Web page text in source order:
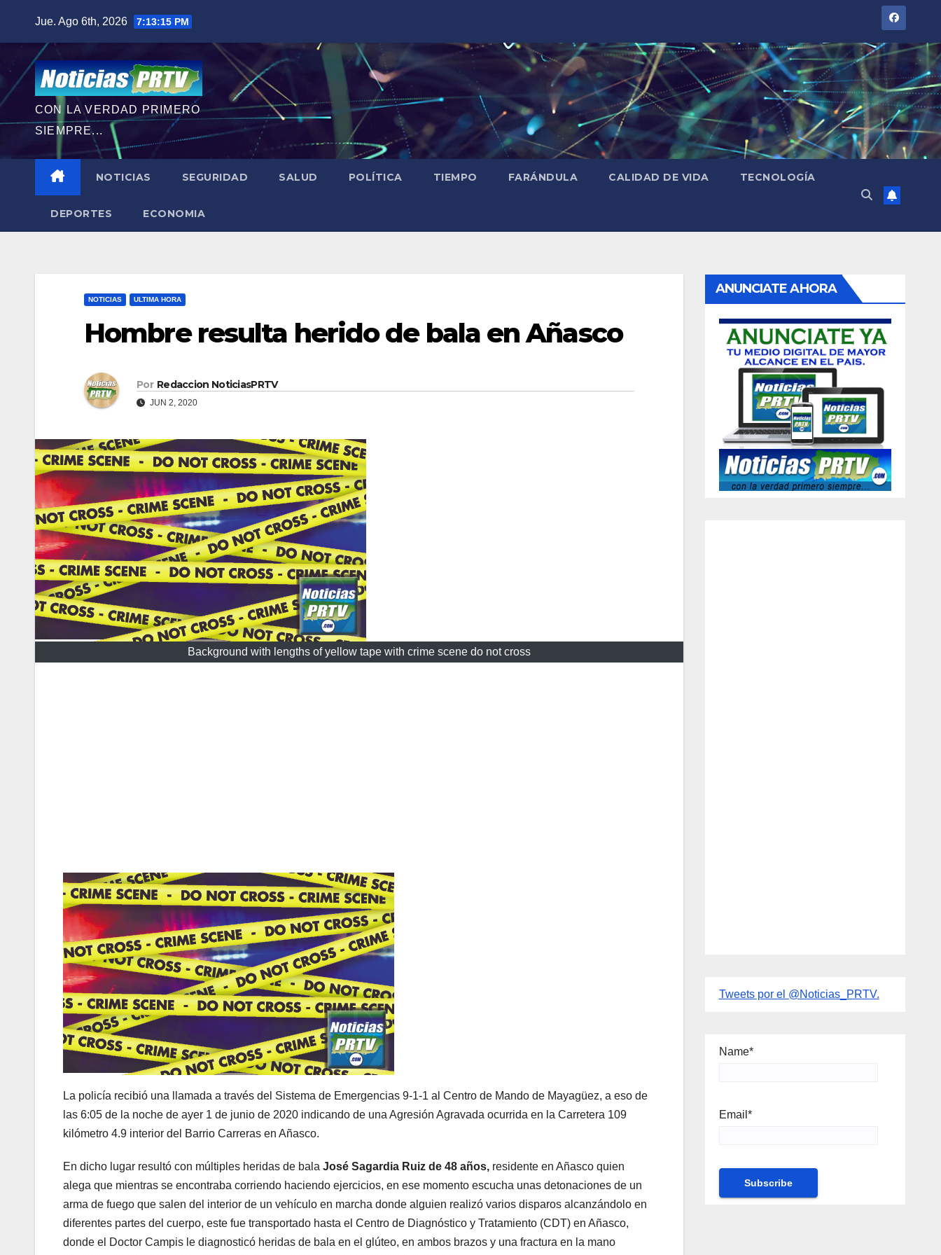
contenido
Jue. Ago 6th, 2026 7:13:17 PM
CON LA VERDAD PRIMERO
SIEMPRE...
NOTICIAS SEGURIDAD SALUD POLÍTICA TIEMPO FARÁNDULA CALIDAD DE VIDA TECNOLOGÍA
DEPORTES ECONOMIA
NOTICIAS ULTIMA HORA
Hombre resulta herido de bala en Añasco
Por Redaccion NoticiasPRTV
JUN 2, 2020
Background with lengths of yellow tape with crime scene do not cross
La policía recibió una llamada a través del Sistema de Emergencias 9-1-1 al Centro de Mando de Mayagüez, a eso de
las 6:05 de la noche de ayer 1 de junio de 2020 indicando de una Agresión Agravada ocurrida en la Carretera 109
kilómetro 4.9 interior del Barrio Carreras en Añasco.
En dicho lugar resultó con múltiples heridas de bala José Sagardia Ruiz de 48 años, residente en Añasco quien
alega que mientras se encontraba corriendo haciendo ejercicios, en ese momento escucha unas detonaciones de un
arma de fuego que salen del interior de un vehículo en marcha donde alguien realizó varios disparos alcanzándolo en
diferentes partes del cuerpo, este fue transportado hasta el Centro de Diagnóstico y Tratamiento (CDT) en Añasco,
donde el Doctor Campis le diagnosticó heridas de bala en el glúteo, en ambos brazos y una fractura en la mano
ANUNCIATE AHORA
Tweets por el @Noticias_PRTV.
Name*
Email*